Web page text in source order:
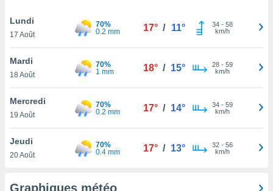
notre
que
et que
Lundi
17 Août
70%
0.2 mm
17° / 11° 34- 58
km/h
Mardi
18 Août
70%
1 mm
18° / 15° 28- 59
km/h
Mercredi
19 Août
70%
0.2 mm
17° / 14° 34- 59
km/h
Jeudi
20 Août
70%
0.4 mm
17° / 13° 32- 56
km/h
Graphiques météo